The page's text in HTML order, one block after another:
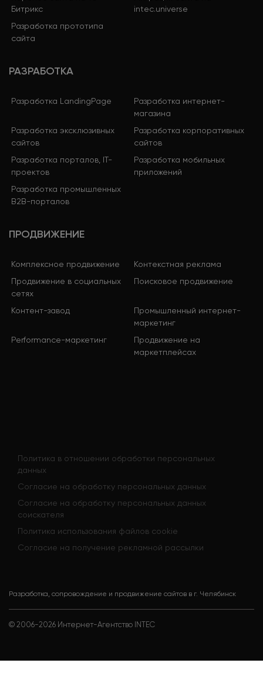
Битрикс
intec.universe
Разработка прототипа
сайта
РАЗРАБОТКА
Разработка LandingPage
Разработка интернет-
магазина
Разработка эксклюзивных
сайтов
Разработка корпоративных
сайтов
Разработка порталов, IT-
проектов
Разработка мобильных
приложений
Разработка промышленных
B2B-порталов
ПРОДВИЖЕНИЕ
Комплексное продвижение
Контекстная реклама
Продвижение в социальных
сетях
Поисковое продвижение
Контент-завод
Промышленный интернет-
маркетинг
Performance-маркетинг
Продвижение на
маркетплейсах
Политика в отношении обработки персональных
данных
Согласие на обработку персональных данных
Согласие на обработку персональных данных
соискателя
Политика использования файлов cookie
Согласие на получение рекламной рассылки
Разработка, сопровождение и продвижение сайтов в г. Челябинск
© 2006-2026 Интернет-Агентство INTEC